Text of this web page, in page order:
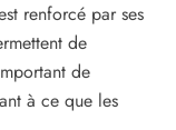
renforcé par ses
de
de
à ce que les